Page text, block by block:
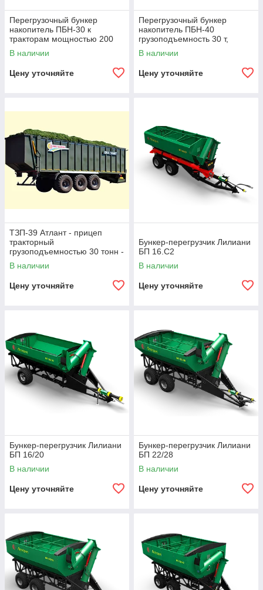
Перегрузочный бункер
накопитель ПБН-30 к
тракторам мощностью 200
л.с., грузоподъемность 20 т,
объем 30 м3
В наличии
Цену уточняйте
Перегрузочный бункер
накопитель ПБН-40
грузоподъемность 30 т,
объем 40 м3
В наличии
Цену уточняйте
ТЗП-39 Атлант - прицеп
тракторный
грузоподъемностью 30 тонн -
обьём 40 м3
В наличии
Цену уточняйте
Бункер-перегрузчик Лилиани
БП 16.С2
В наличии
Цену уточняйте
Бункер-перегрузчик Лилиани
БП 16/20
В наличии
Цену уточняйте
Бункер-перегрузчик Лилиани
БП 22/28
В наличии
Цену уточняйте